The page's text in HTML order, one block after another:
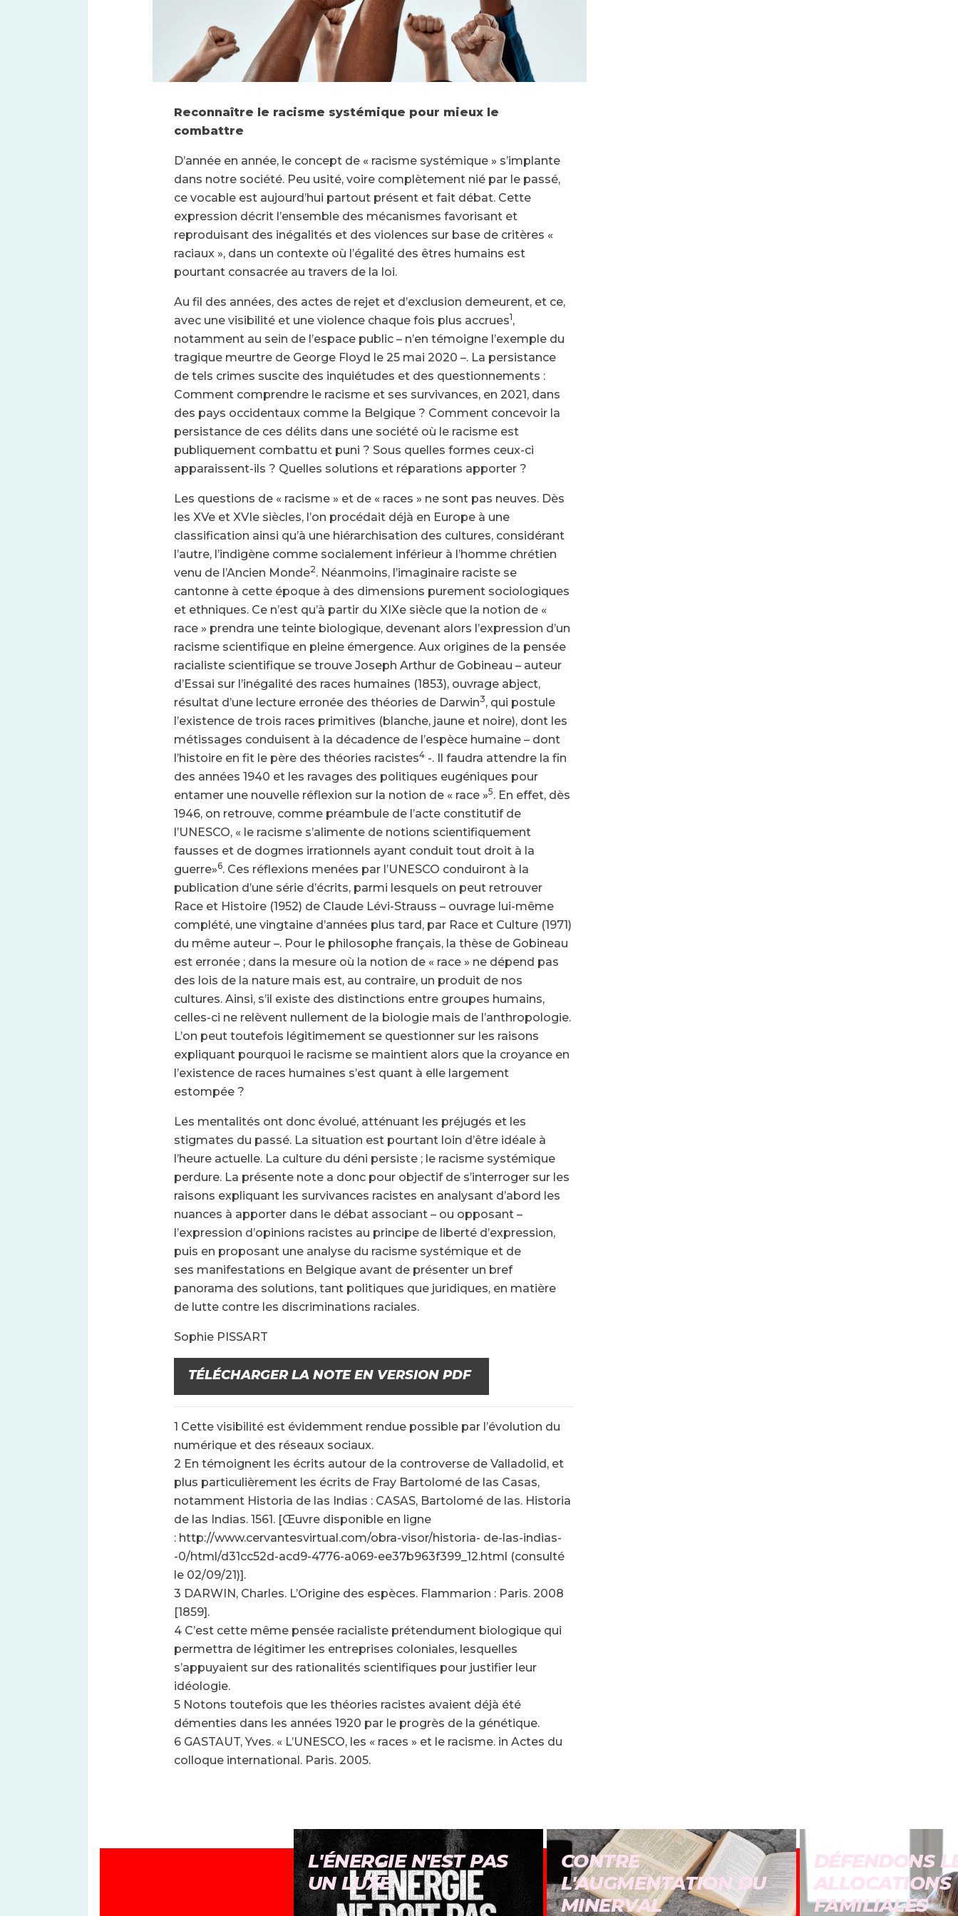
Reconnaître le racisme systémique pour mieux le
combattre
D’année en année, le concept de « racisme systémique » s’implante
dans notre société. Peu usité, voire complètement nié par le passé,
ce vocable est aujourd’hui partout présent et fait débat. Cette
expression décrit l’ensemble des mécanismes favorisant et
reproduisant des inégalités et des violences sur base de critères «
raciaux », dans un contexte où l’égalité des êtres humains est
pourtant consacrée au travers de la loi.
Au fil des années, des actes de rejet et d’exclusion demeurent, et ce,
avec une visibilité et une violence chaque fois plus accrues1,
notamment au sein de l’espace public – n’en témoigne l’exemple du
tragique meurtre de George Floyd le 25 mai 2020 –. La persistance
de tels crimes suscite des inquiétudes et des questionnements :
Comment comprendre le racisme et ses survivances, en 2021, dans
des pays occidentaux comme la Belgique ? Comment concevoir la
persistance de ces délits dans une société où le racisme est
publiquement combattu et puni ? Sous quelles formes ceux-ci
apparaissent-ils ? Quelles solutions et réparations apporter ?
Les questions de « racisme » et de « races » ne sont pas neuves. Dès
les XVe et XVIe siècles, l’on procédait déjà en Europe à une
classification ainsi qu’à une hiérarchisation des cultures, considérant
l’autre, l’indigène comme socialement inférieur à l’homme chrétien
venu de l’Ancien Monde2. Néanmoins, l’imaginaire raciste se
cantonne à cette époque à des dimensions purement sociologiques
et ethniques. Ce n’est qu’à partir du XIXe siècle que la notion de «
race » prendra une teinte biologique, devenant alors l’expression d’un
racisme scientifique en pleine émergence. Aux origines de la pensée
racialiste scientifique se trouve Joseph Arthur de Gobineau – auteur
d’Essai sur l’inégalité des races humaines (1853), ouvrage abject,
résultat d’une lecture erronée des théories de Darwin3, qui postule
l’existence de trois races primitives (blanche, jaune et noire), dont les
métissages conduisent à la décadence de l’espèce humaine – dont
l’histoire en fit le père des théories racistes4 -. Il faudra attendre la fin
des années 1940 et les ravages des politiques eugéniques pour
entamer une nouvelle réflexion sur la notion de « race »5. En effet, dès
1946, on retrouve, comme préambule de l’acte constitutif de
l’UNESCO, « le racisme s’alimente de notions scientifiquement
fausses et de dogmes irrationnels ayant conduit tout droit à la
guerre»6. Ces réflexions menées par l’UNESCO conduiront à la
publication d’une série d’écrits, parmi lesquels on peut retrouver
Race et Histoire (1952) de Claude Lévi-Strauss – ouvrage lui-même
complété, une vingtaine d’années plus tard, par Race et Culture (1971)
du même auteur –. Pour le philosophe français, la thèse de Gobineau
est erronée ; dans la mesure où la notion de « race » ne dépend pas
des lois de la nature mais est, au contraire, un produit de nos
cultures. Ainsi, s’il existe des distinctions entre groupes humains,
celles-ci ne relèvent nullement de la biologie mais de l’anthropologie.
L’on peut toutefois légitimement se questionner sur les raisons
expliquant pourquoi le racisme se maintient alors que la croyance en
l’existence de races humaines s’est quant à elle largement
estompée ?
Les mentalités ont donc évolué, atténuant les préjugés et les
stigmates du passé. La situation est pourtant loin d’être idéale à
l’heure actuelle. La culture du déni persiste ; le racisme systémique
perdure. La présente note a donc pour objectif de s’interroger sur les
raisons expliquant les survivances racistes en analysant d’abord les
nuances à apporter dans le débat associant – ou opposant –
l’expression d’opinions racistes au principe de liberté d’expression,
puis en proposant une analyse du racisme systémique et de
ses manifestations en Belgique avant de présenter un bref
panorama des solutions, tant politiques que juridiques, en matière
de lutte contre les discriminations raciales.
Sophie PISSART
TÉLÉCHARGER LA NOTE EN VERSION PDF
1 Cette visibilité est évidemment rendue possible par l’évolution du
numérique et des réseaux sociaux.
2 En témoignent les écrits autour de la controverse de Valladolid, et
plus particulièrement les écrits de Fray Bartolomé de las Casas,
notamment Historia de las Indias : CASAS, Bartolomé de las. Historia
de las Indias. 1561. [Œuvre disponible en ligne
: http://www.cervantesvirtual.com/obra-visor/historia- de-las-indias-
-0/html/d31cc52d-acd9-4776-a069-ee37b963f399_12.html (consulté
le 02/09/21)].
3 DARWIN, Charles. L’Origine des espèces. Flammarion : Paris. 2008
[1859].
4 C’est cette même pensée racialiste prétendument biologique qui
permettra de légitimer les entreprises coloniales, lesquelles
s’appuyaient sur des rationalités scientifiques pour justifier leur
idéologie.
5 Notons toutefois que les théories racistes avaient déjà été
démenties dans les années 1920 par le progrès de la génétique.
6 GASTAUT, Yves. « L’UNESCO, les « races » et le racisme. in Actes du
colloque international. Paris. 2005.
L'ÉNERGIE N'EST PAS
UN LUXE
CONTRE
L'AUGMENTATION DU
MINERVAL
DÉFENDONS
ALLOCATIONS
FAMILIALES